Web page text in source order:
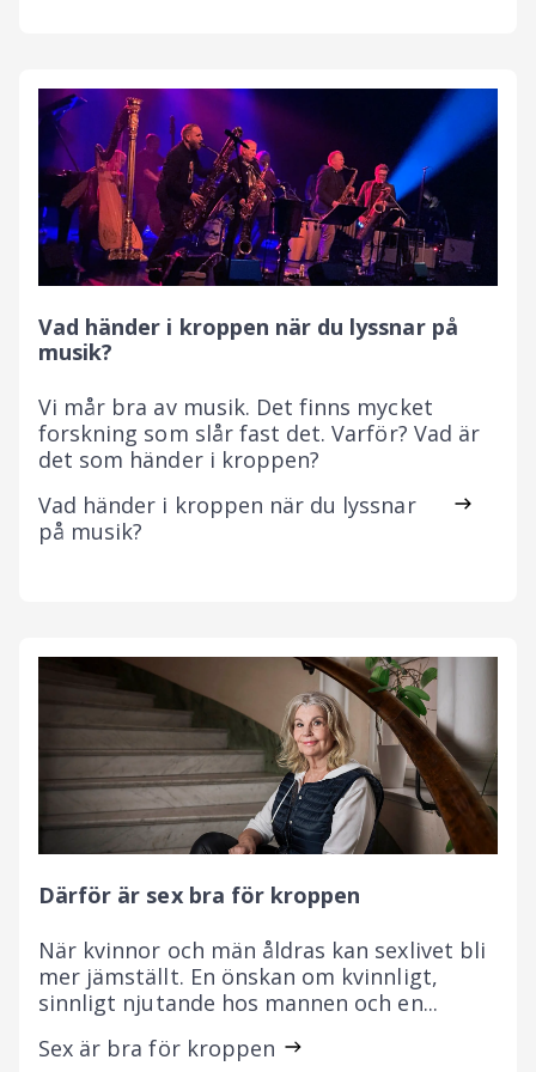
Vad händer i kroppen när du lyssnar på
musik?
Vi mår bra av musik. Det finns mycket
forskning som slår fast det. Varför? Vad är
det som händer i kroppen?
Vad händer i kroppen när du lyssnar
på musik?
Därför är sex bra för kroppen
När kvinnor och män åldras kan sexlivet bli
mer jämställt. En önskan om kvinnligt,
sinnligt njutande hos mannen och en...
Sex är bra för kroppen